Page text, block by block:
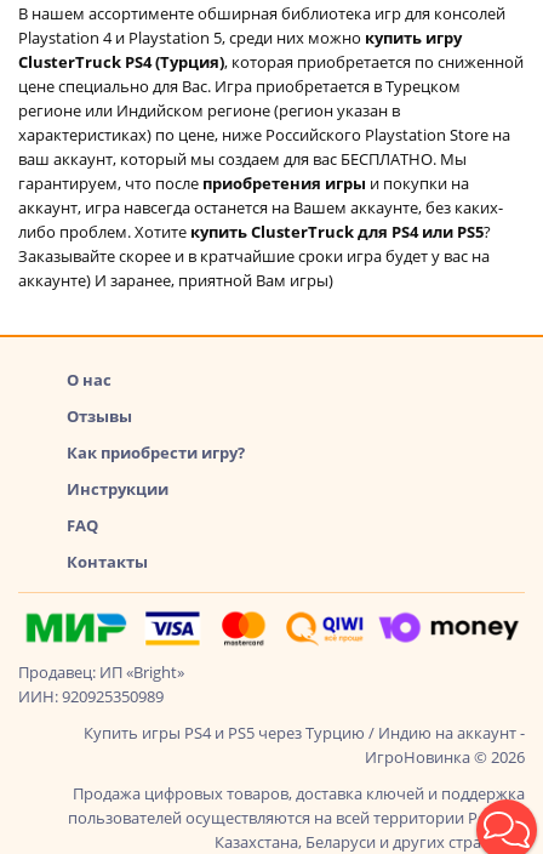
В нашем ассортименте обширная библиотека игр для консолей
Playstation 4 и Playstation 5, среди них можно купить игру
ClusterTruck PS4 (Турция), которая приобретается по сниженной
цене специально для Вас. Игра приобретается в Турецком
регионе или Индийском регионе (регион указан в
характеристиках) по цене, ниже Российского Playstation Store на
ваш аккаунт, который мы создаем для вас БЕСПЛАТНО. Мы
гарантируем, что после приобретения игры и покупки на
аккаунт, игра навсегда останется на Вашем аккаунте, без каких-
либо проблем. Хотите купить ClusterTruck для PS4 или PS5?
Заказывайте скорее и в кратчайшие сроки игра будет у вас на
аккаунте) И заранее, приятной Вам игры)
О нас
Отзывы
Как приобрести игру?
Инструкции
FAQ
Контакты
Продавец: ИП «Bright»
ИИН: 920925350989
Купить игры PS4 и PS5 через Турцию / Индию на аккаунт -
ИгроНовинка © 2026
Продажа цифровых товаров, доставка ключей и поддержка
пользователей осуществляются на всей территории России,
Казахстана, Беларуси и других стран СНГ